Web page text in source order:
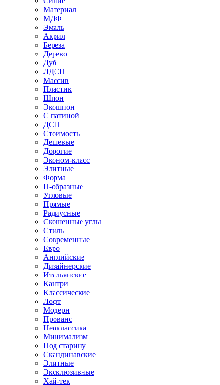
Материал
МДФ
Эмаль
Акрил
Береза
Дерево
Дуб
ЛДСП
Массив
Пластик
Шпон
Экошпон
С патиной
ДСП
Стоимость
Дешевые
Дорогие
Эконом-класс
Элитные
Форма
П-образные
Угловые
Прямые
Радиусные
Скошенные углы
Стиль
Современные
Евро
Английские
Дизайнерские
Итальянские
Кантри
Классические
Лофт
Модерн
Прованс
Неоклассика
Минимализм
Под старину
Скандинавские
Элитные
Эксклюзивные
Хай-тек